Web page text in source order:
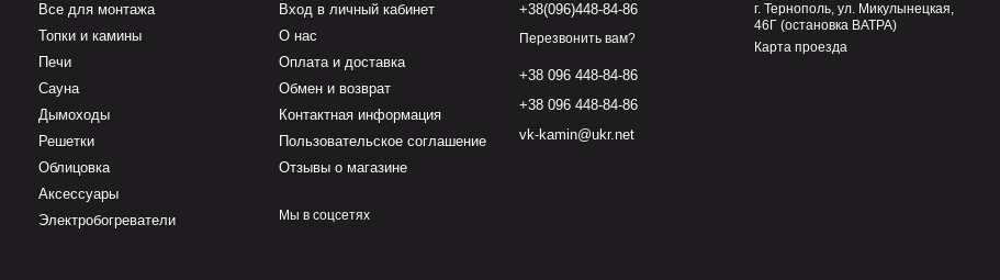
Все для монтажа
Топки и камины
Печи
Сауна
Дымоходы
Решетки
Облицовка
Аксессуары
Электробогреватели
Вход в личный кабинет
О нас
Оплата и доставка
Обмен и возврат
Контактная информация
Пользовательское соглашение
Отзывы о магазине
Мы в соцсетях
+38(096)448-84-86
Перезвонить вам?
+38 096 448-84-86
+38 096 448-84-86
vk-kamin@ukr.net
г. Тернополь, ул. Микулынецкая,
46Г (остановка ВАТРА)
Карта проезда